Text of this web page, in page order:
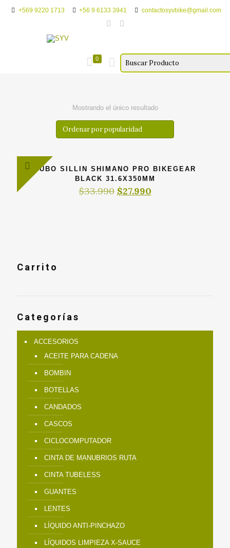
+569 9220 1713 +56 9 6133 3941 contactosyvbike@gmail.com
0
Mostrando el único resultado
TUBO SILLIN SHIMANO PRO BIKEGEAR
BLACK 31.6X350MM
$33.990 El
$27.990El
Carrito
Categorías
ACCESORIOS
ACEITE PARA CADENA
BOMBIN
BOTELLAS
CANDADOS
CASCOS
CICLOCOMPUTADOR
CINTA DE MANUBRIOS RUTA
CINTA TUBELESS
GUANTES
LENTES
LÍQUIDO ANTI-PINCHAZO
LÍQUIDOS LIMPIEZA X-SAUCE